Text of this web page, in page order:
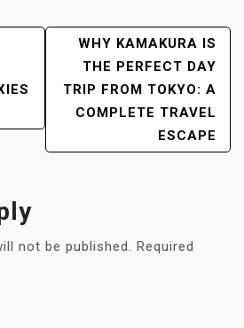
WHY KAMAKURA IS
THE PERFECT DAY
TRIP FROM TOKYO: A
COMPLETE TRAVEL
ESCAPE
not be published. Required